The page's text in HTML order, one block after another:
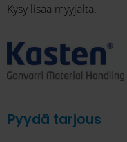
Kysy lisää myyjältä.
Pyydä tarjous